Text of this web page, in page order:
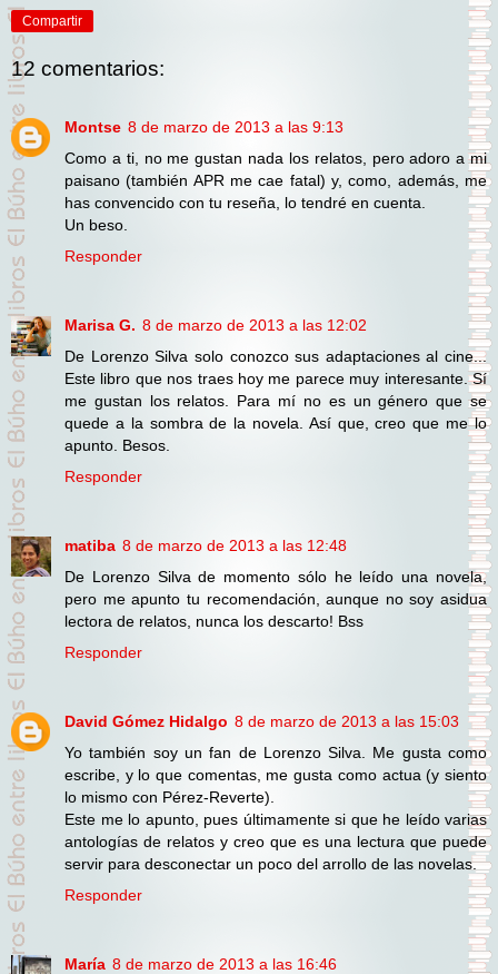
Compartir
12 comentarios:
Montse 8 de marzo de 2013 a las 9:13
Como a ti, no me gustan nada los relatos, pero adoro a mi
paisano (también APR me cae fatal) y, como, además, me
has convencido con tu reseña, lo tendré en cuenta.
Un beso.
Responder
Marisa G. 8 de marzo de 2013 a las 12:02
De Lorenzo Silva solo conozco sus adaptaciones al cine...
Este libro que nos traes hoy me parece muy interesante. Sí
me gustan los relatos. Para mí no es un género que se
quede a la sombra de la novela. Así que, creo que me lo
apunto. Besos.
Responder
matiba 8 de marzo de 2013 a las 12:48
De Lorenzo Silva de momento sólo he leído una novela,
pero me apunto tu recomendación, aunque no soy asidua
lectora de relatos, nunca los descarto! Bss
Responder
David Gómez Hidalgo 8 de marzo de 2013 a las 15:03
Yo también soy un fan de Lorenzo Silva. Me gusta como
escribe, y lo que comentas, me gusta como actua (y siento
lo mismo con Pérez-Reverte).
Este me lo apunto, pues últimamente si que he leído varias
antologías de relatos y creo que es una lectura que puede
servir para desconectar un poco del arrollo de las novelas.
Responder
María 8 de marzo de 2013 a las 16:46